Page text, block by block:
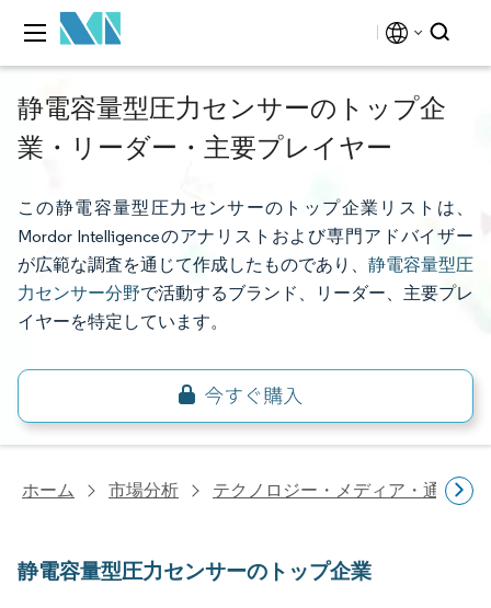
静電容量型圧力センサーのトップ企
業・リーダー・主要プレイヤー
この静電容量型圧力センサーのトップ企業リストは、
Mordor Intelligenceのアナリストおよび専門アドバイザー
が広範な調査を通じて作成したものであり、 静電容量型圧
力センサー分野で活動するブランド、リーダー、主要プレ
イヤーを特定しています。
ホーム 市場分析 テクノロジー・メディア・通信研
静電容量型圧力センサーのトップ企業